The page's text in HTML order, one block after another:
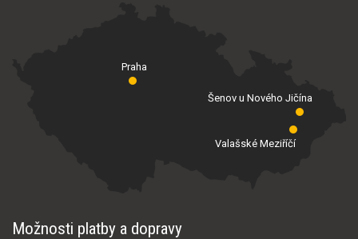
Praha
Valašské Meziříčí
Šenov u Nového Jičína
Možnosti platby a dopravy